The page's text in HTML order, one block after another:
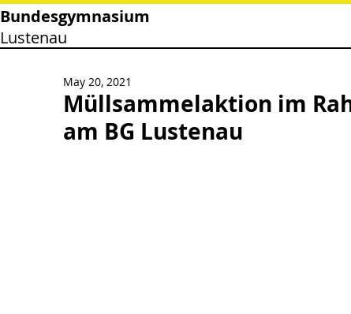
Müllsammelaktion im
am BG Lustenau
May 20, 2021
Bundesgymnasium
Lustenau